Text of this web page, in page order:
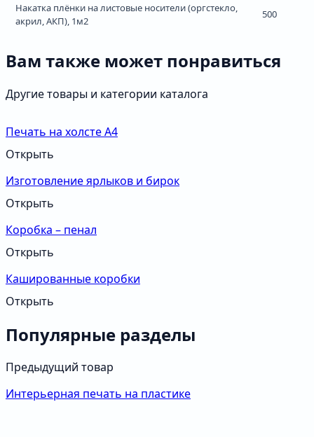
Накатка плёнки на листовые носители (оргстекло,
акрил, АКП), 1м2
500
Вам также может понравиться
Другие товары и категории каталога
Печать на холсте А4
Открыть
Изготовление ярлыков и бирок
Открыть
Коробка – пенал
Открыть
Кашированные коробки
Открыть
Популярные разделы
Предыдущий товар
Интерьерная печать на пластике